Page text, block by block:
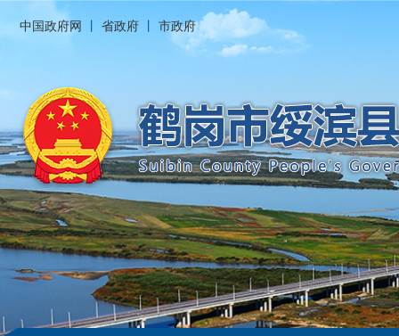
中国政府网 省政府 市政府